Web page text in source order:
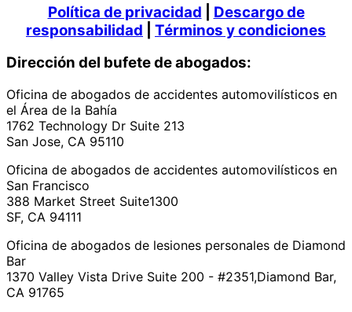
Política de privacidad
Descargo de
responsabilidad
Términos y condiciones
Dirección del bufete de abogados:
Oficina de abogados de accidentes automovilísticos en
el Área de la Bahía
1762 Technology Dr Suite 213
San Jose, CA 95110
Oficina de abogados de accidentes automovilísticos en
San Francisco
388 Market Street Suite1300
SF, CA 94111
Oficina de abogados de lesiones personales de Diamond
Bar
1370 Valley Vista Drive Suite 200 - #2351,Diamond Bar,
CA 91765